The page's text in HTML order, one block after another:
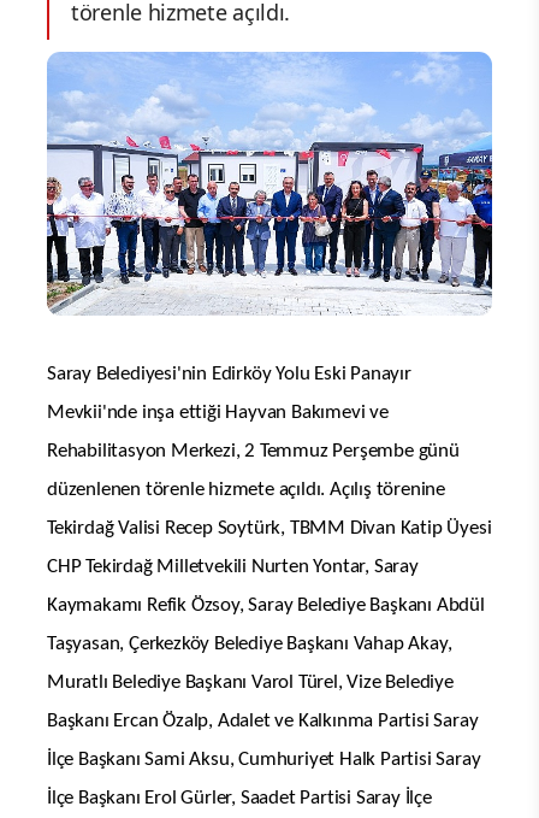
törenle hizmete açıldı.
Saray Belediyesi'nin Edirköy Yolu Eski Panayır
Mevkii'nde inşa ettiği Hayvan Bakımevi ve
Rehabilitasyon Merkezi, 2 Temmuz Perşembe günü
düzenlenen törenle hizmete açıldı. Açılış törenine
Tekirdağ Valisi Recep Soytürk, TBMM Divan Katip Üyesi
CHP Tekirdağ Milletvekili Nurten Yontar, Saray
Kaymakamı Refik Özsoy, Saray Belediye Başkanı Abdül
Taşyasan, Çerkezköy Belediye Başkanı Vahap Akay,
Muratlı Belediye Başkanı Varol Türel, Vize Belediye
Başkanı Ercan Özalp, Adalet ve Kalkınma Partisi Saray
İlçe Başkanı Sami Aksu, Cumhuriyet Halk Partisi Saray
İlçe Başkanı Erol Gürler, Saadet Partisi Saray İlçe